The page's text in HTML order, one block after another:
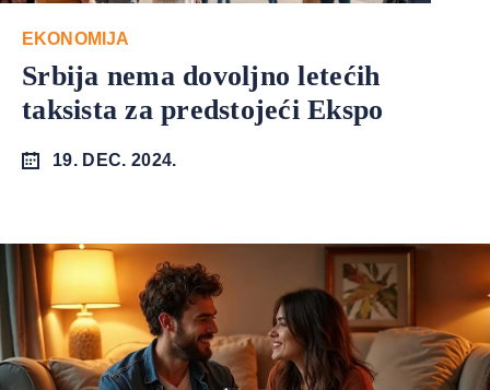
EKONOMIJA
Srbija nema dovoljno letećih
taksista za predstojeći Ekspo
19. DEC. 2024.